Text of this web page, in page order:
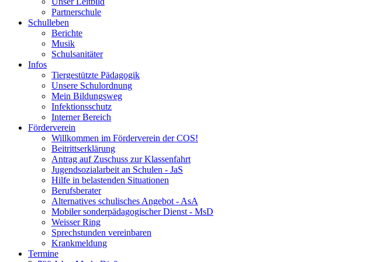
Partnerschule
Schulleben
Berichte
Musik
Schulsanitäter
Infos
Tiergestützte Pädagogik
Unsere Schulordnung
Mein Bildungsweg
Infektionsschutz
Interner Bereich
Förderverein
Willkommen im Förderverein der COS!
Beitrittserklärung
Antrag auf Zuschuss zur Klassenfahrt
Jugendsozialarbeit an Schulen - JaS
Hilfe in belastenden Situationen
Berufsberater
Alternatives schulisches Angebot - AsA
Mobiler sonderpädagogischer Dienst - MsD
Weisser Ring
Sprechstunden vereinbaren
Krankmeldung
Termine